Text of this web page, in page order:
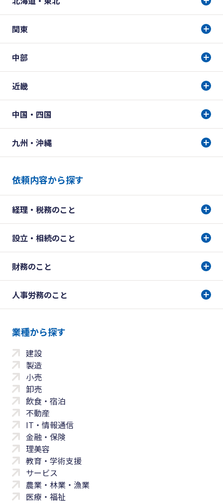
関東
中部
近畿
中国・四国
九州・沖縄
依頼内容から探す
経理・税務のこと
設立・相続のこと
財務のこと
人事労務のこと
業種から探す
建設
製造
小売
卸売
飲食・宿泊
不動産
IT・情報通信
金融・保険
理美容
教育・学術支援
サービス
農業・林業・漁業
医療・福祉